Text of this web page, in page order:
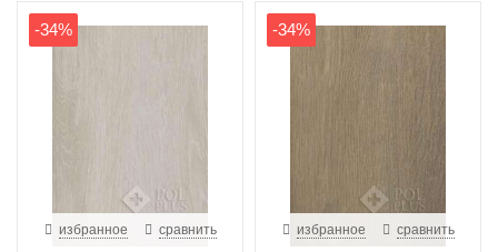
-34%
избранное сравнить
-34%
избранное сравнить